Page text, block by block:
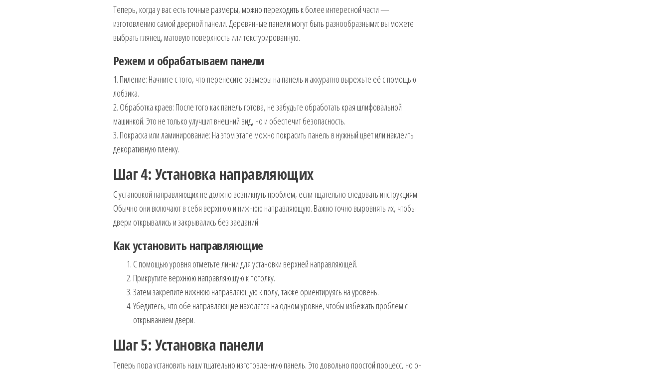
Теперь, когда у вас есть точные размеры, можно переходить к более интересной части —
изготовлению самой дверной панели. Деревянные панели могут быть разнообразными: вы можете
выбрать глянец, матовую поверхность или текстурированную.
Режем и обрабатываем панели
1. Пиление: Начните с того, что перенесите размеры на панель и аккуратно вырежьте её с помощью
лобзика.
2. Обработка краев: После того как панель готова, не забудьте обработать края шлифовальной
машинкой. Это не только улучшит внешний вид, но и обеспечит безопасность.
3. Покраска или ламинирование: На этом этапе можно покрасить панель в нужный цвет или наклеить
декоративную пленку.
Шаг 4: Установка направляющих
С установкой направляющих не должно возникнуть проблем, если тщательно следовать инструкциям.
Обычно они включают в себя верхнюю и нижнюю направляющую. Важно точно выровнять их, чтобы
двери открывались и закрывались без заеданий.
Как установить направляющие
С помощью уровня отметьте линии для установки верхней направляющей.
Прикрутите верхнюю направляющую к потолку.
Затем закрепите нижнюю направляющую к полу, также ориентируясь на уровень.
Убедитесь, что обе направляющие находятся на одном уровне, чтобы избежать проблем с
открыванием двери.
Шаг 5: Установка панели
Теперь пора установить нашу тщательно изготовленную панель. Это довольно простой процесс, но он